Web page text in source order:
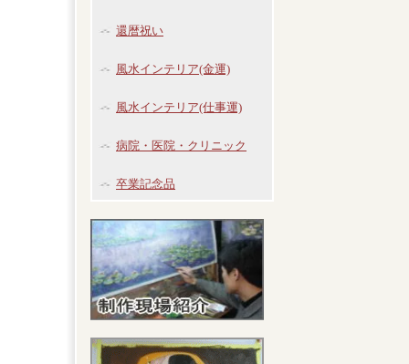
還暦祝い
風水インテリア(金運)
風水インテリア(仕事運)
病院・医院・クリニック
卒業記念品